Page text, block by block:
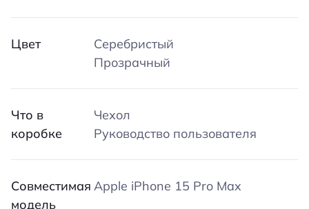
Цвет
Серебристый
Прозрачный
Что в
коробке
Чехол
Руководство пользователя
Совместимая
модель
Apple iPhone 15 Pro Max